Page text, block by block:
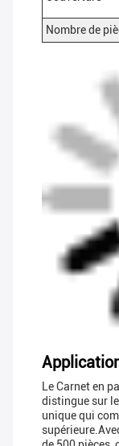
Nombre de
Le Carnet en
distingue sur
unique qui